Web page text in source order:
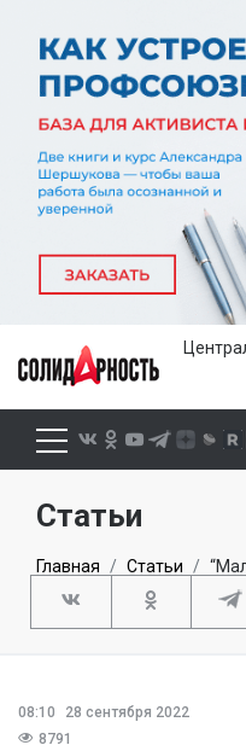
Статьи
Главная Статьи
08:10
28 сентября 2022
8791